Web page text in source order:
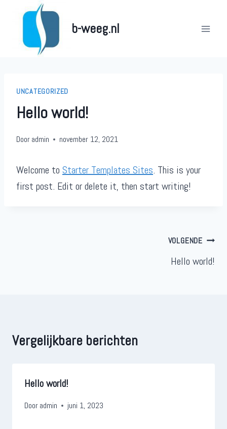
Doorgaan
b-weeg.nl
UNCATEGORIZED
Hello world!
Dooradmin november 12, 2021
Welcome to Starter Templates Sites. This is your
first post. Edit or delete it, then start writing!
VOLGENDE
Hello world!
Vergelijkbare berichten
Hello world!
Dooradmin juni 1, 2023